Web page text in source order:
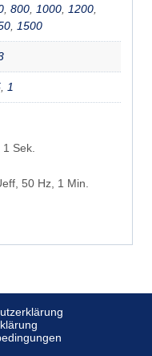
, 800, 1000, 1200,
, 1500
, 1
Sek.
50 Hz, 1 Min.